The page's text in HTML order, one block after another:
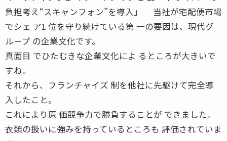
負担考え“スキャンフォン”を導入」 当社が宅配便市場
でシェ ア1 位を守り続けている第 一の要因は、現代グ
ループ の企業文化です。
真面目 でひたむきな企業文化によ るところが大きいで
すね。
それから、フランチャイズ 制を他社に先駆けて完全導
入したこと。
これにより原 価競争力で勝負することが できました。
衣類の扱いに強みを持っているところも 評価されていま